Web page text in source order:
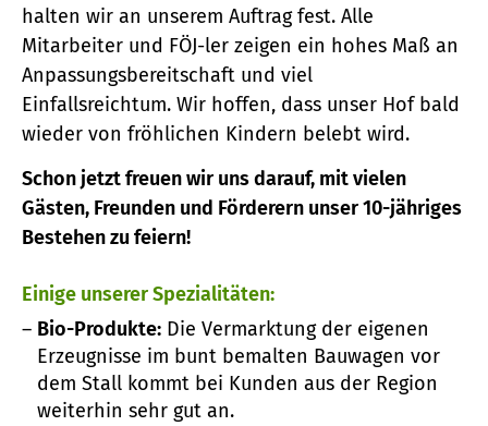
halten wir an unserem Auftrag fest. Alle
Mitarbeiter und FÖJ-ler zeigen ein hohes Maß an
Anpassungsbereitschaft und viel
Einfallsreichtum. Wir hoffen, dass unser Hof bald
wieder von fröhlichen Kindern belebt wird.
Schon jetzt freuen wir uns darauf, mit vielen
Gästen, Freunden und Förderern unser 10-jähriges
Bestehen zu feiern!
Einige unserer Spezialitäten:
Bio-Produkte: Die Vermarktung der eigenen
Erzeugnisse im bunt bemalten Bauwagen vor
dem Stall kommt bei Kunden aus der Region
weiterhin sehr gut an.